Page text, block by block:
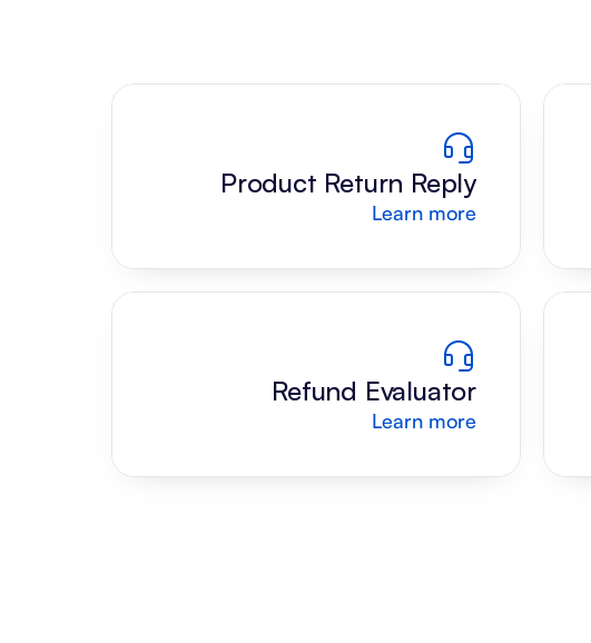
Draft
Learn more
Refund Evaluator
Learn more